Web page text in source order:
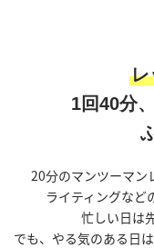
レ
1回40分
20分のマンツーマン
ライティングなど
忙しい日は
でも、やる気のある日